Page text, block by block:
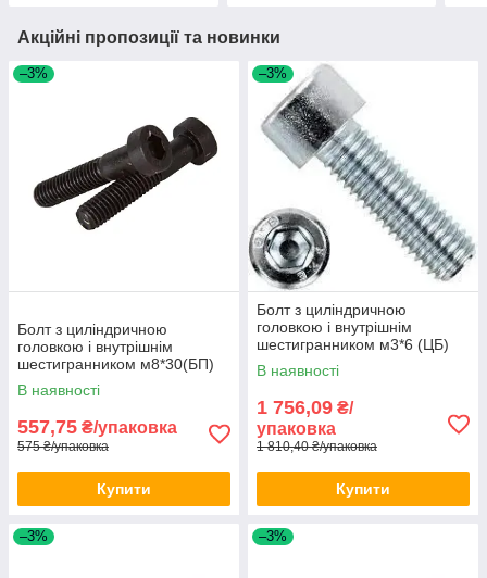
Акційні пропозиції та новинки
–3%
Болт з циліндричною
головкою і внутрішнім
шестигранником м8*30(БП)
DIN 912 100шт/уп
В наявності
557,75 ₴/упаковка
575 ₴/упаковка
Купити
–3%
Болт з циліндричною
головкою і внутрішнім
шестигранником м3*6 (ЦБ)
DIN 912 1000шт/уп
В наявності
1 756,09 ₴/
упаковка
1 810,40 ₴/упаковка
Купити
–3% –3%